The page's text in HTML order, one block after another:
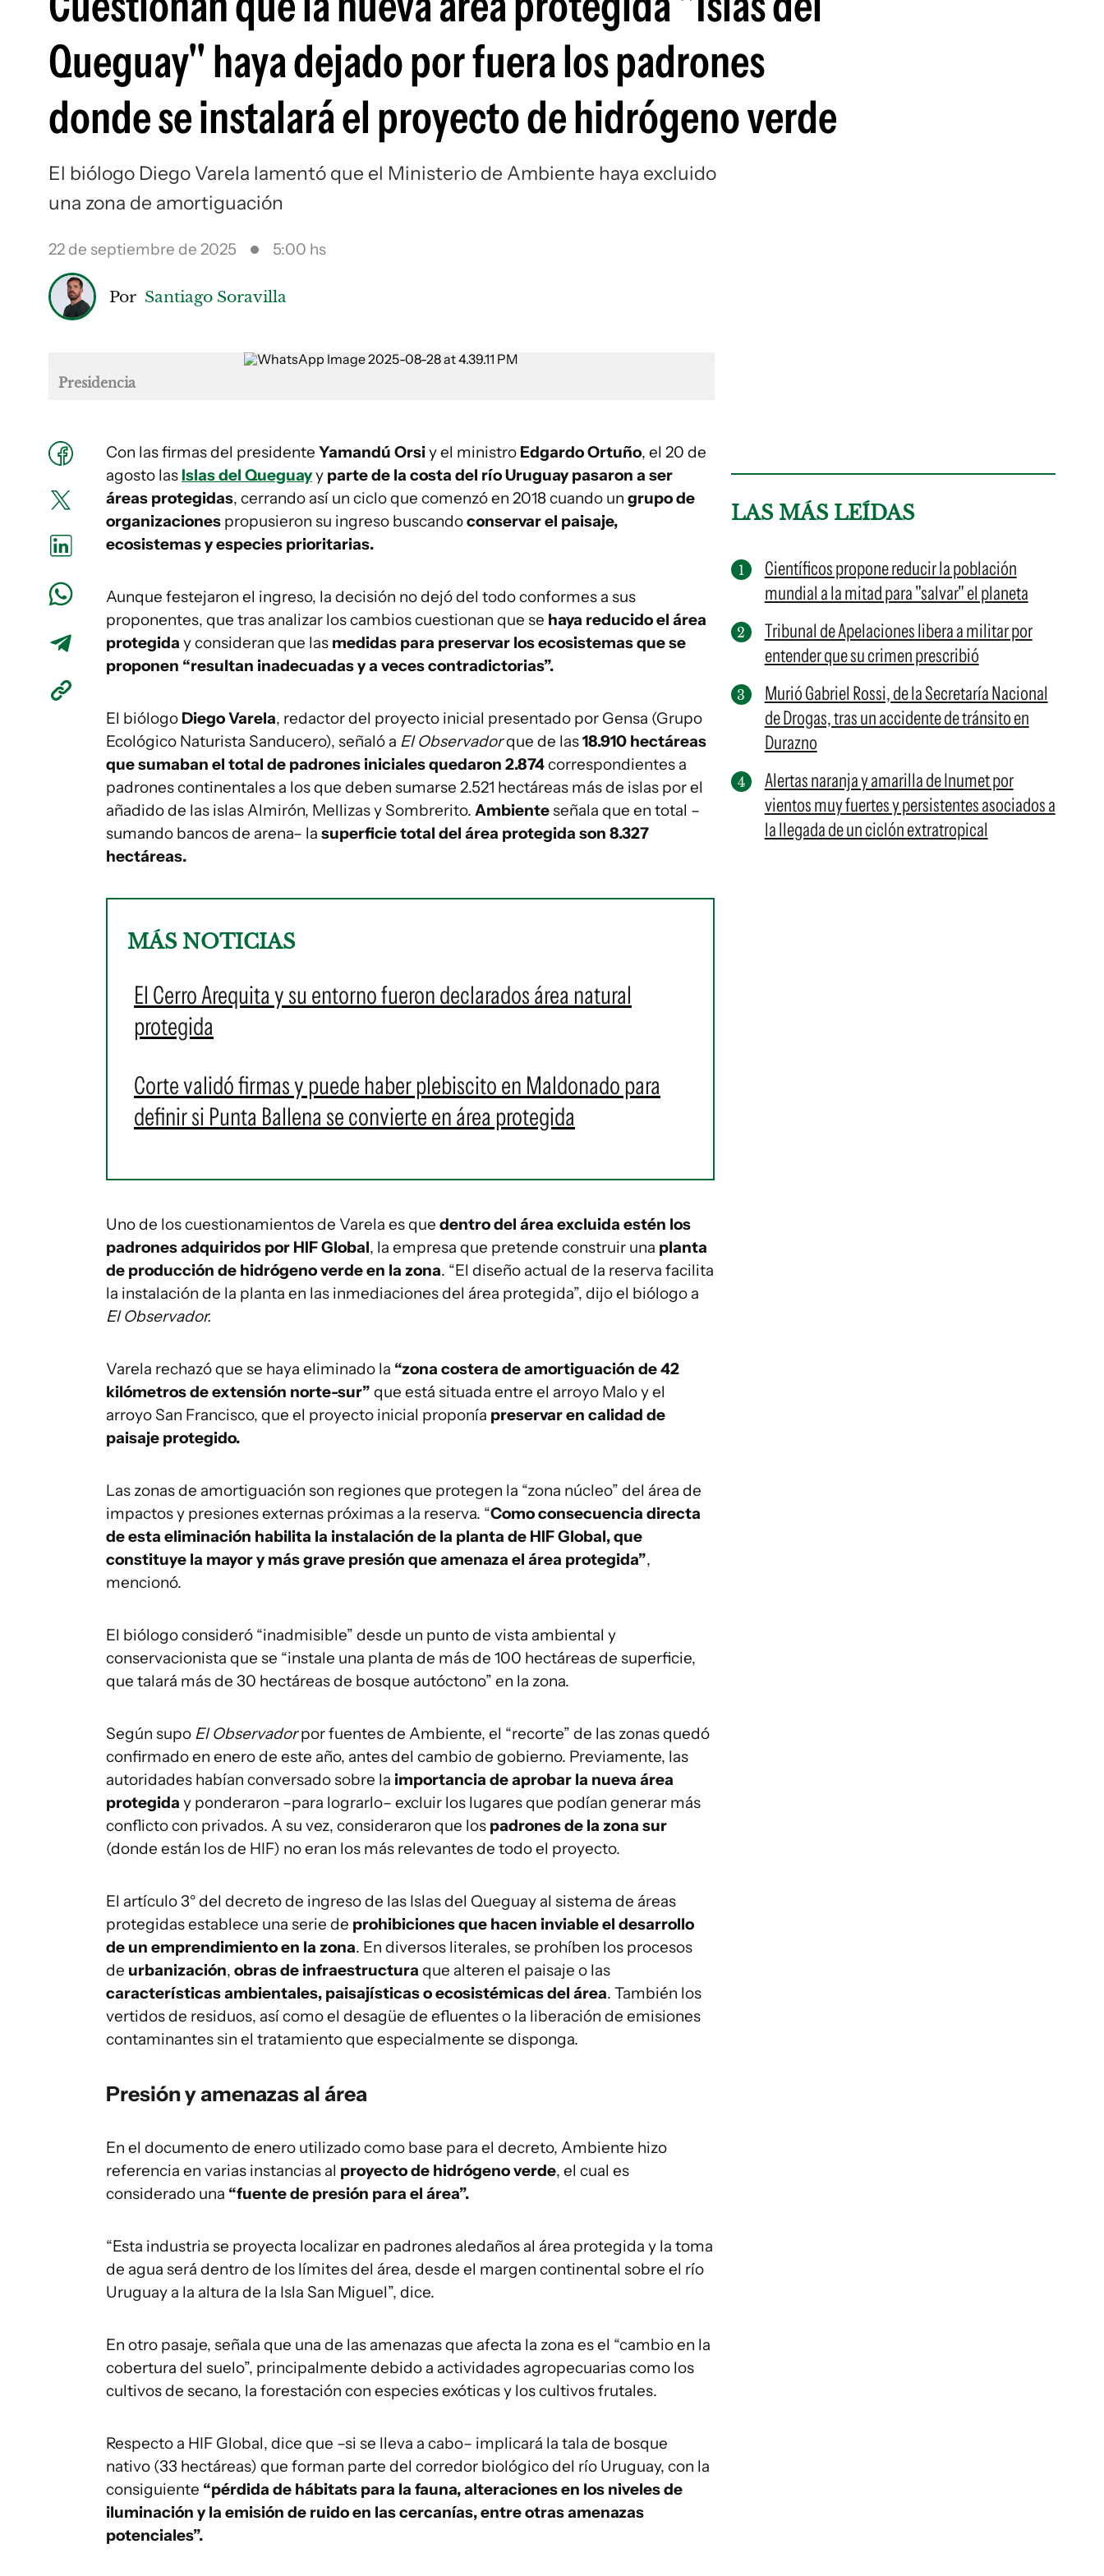
Queguay" haya dejado por fuera los padrones
donde se instalará el proyecto de hidrógeno verde
El biólogo Diego Varela lamentó que el Ministerio de Ambiente haya excluido
una zona de amortiguación
22 de septiembre de 2025 5:00 hs
Por Santiago Soravilla
Presidencia
Con las firmas del presidente Yamandú Orsi y el ministro Edgardo Ortuño, el 20 de
agosto las Islas del Queguayy parte de la costa del río Uruguay pasaron a ser
áreas protegidas, cerrando así un ciclo que comenzó en 2018 cuando un grupo de
organizaciones propusieron su ingreso buscandoconservar el paisaje,
ecosistemas y especies prioritarias.
Aunque festejaron el ingreso, la decisión no dejó del todo conformes a sus
proponentes, que tras analizar los cambios cuestionan que se haya reducido el área
protegida y consideran que las medidas para preservar los ecosistemas que se
proponen “resultan inadecuadas y a veces contradictorias”.
El biólogo Diego Varela, redactor del proyecto inicial presentado por Gensa (Grupo
Ecológico Naturista Sanducero), señaló a El Observadorque de las18.910 hectáreas
que sumaban el total de padrones iniciales quedaron 2.874correspondientes a
padrones continentales a los que deben sumarse 2.521 hectáreas más de islas por el
añadido de las islas Almirón, Mellizas y Sombrerito. Ambienteseñala que en total –
sumando bancos de arena– la superficie total del área protegida son 8.327
hectáreas.
MÁS NOTICIAS
El Cerro Arequita y su entorno fueron declarados área natural
protegida
Corte validó firmas y puede haber plebiscito en Maldonado para
definir si Punta Ballena se convierte en área protegida
Uno de los cuestionamientos de Varela es que dentro del área excluida estén los
padrones adquiridos por HIF Global, la empresa que pretende construir una planta
de producción de hidrógeno verde en la zona. “El diseño actual de la reserva facilita
la instalación de la planta en las inmediaciones del área protegida”, dijo el biólogo a
El Observador.
Varela rechazó que se haya eliminado la “zona costera de amortiguación de 42
kilómetros de extensión norte-sur” que está situada entre el arroyo Malo y el
arroyo San Francisco, que el proyecto inicial proponía preservar en calidad de
paisaje protegido.
Las zonas de amortiguación son regiones que protegen la “zona núcleo” del área de
impactos y presiones externas próximas a la reserva. “Como consecuencia directa
de esta eliminación habilita la instalación de la planta de HIF Global, que
constituye la mayor y más grave presión que amenaza el área protegida”,
mencionó.
El biólogo consideró “inadmisible” desde un punto de vista ambiental y
conservacionista que se “instale una planta de más de 100 hectáreas de superficie,
que talará más de 30 hectáreas de bosque autóctono” en la zona.
Según supo El Observadorpor fuentes de Ambiente, el “recorte” de las zonas quedó
confirmado en enero de este año, antes del cambio de gobierno. Previamente, las
autoridades habían conversado sobre la importancia de aprobar la nueva área
protegida y ponderaron –para lograrlo– excluir los lugares que podían generar más
conflicto con privados. A su vez, consideraron que los padrones de la zona sur
(donde están los de HIF) no eran los más relevantes de todo el proyecto.
El artículo 3° del decreto de ingreso de las Islas del Queguay al sistema de áreas
protegidas establece una serie de prohibiciones que hacen inviable el desarrollo
de un emprendimiento en la zona. En diversos literales, se prohíben los procesos
de urbanización, obras de infraestructura que alteren el paisaje o las
características ambientales, paisajísticas o ecosistémicas del área. También los
vertidos de residuos, así como el desagüe de efluentes o la liberación de emisiones
contaminantes sin el tratamiento que especialmente se disponga.
Presión y amenazas al área
En el documento de enero utilizado como base para el decreto, Ambiente hizo
referencia en varias instancias al proyecto de hidrógeno verde, el cual es
considerado una “fuente de presión para el área”.
“Esta industria se proyecta localizar en padrones aledaños al área protegida y la toma
de agua será dentro de los límites del área, desde el margen continental sobre el río
Uruguay a la altura de la Isla San Miguel”, dice.
En otro pasaje, señala que una de las amenazas que afecta la zona es el “cambio en la
cobertura del suelo”, principalmente debido a actividades agropecuarias como los
cultivos de secano, la forestación con especies exóticas y los cultivos frutales.
Respecto a HIF Global, dice que –si se lleva a cabo– implicará la tala de bosque
nativo (33 hectáreas) que forman parte del corredor biológico del río Uruguay, con la
consiguiente “pérdida de hábitats para la fauna, alteraciones en los niveles de
iluminación y la emisión de ruido en las cercanías, entre otras amenazas
potenciales”.
LAS MÁS LEÍDAS
Científicos propone reducir la población
mundial a la mitad para "salvar" el planeta
Tribunal de Apelaciones libera a militar por
entender que su crimen prescribió
Murió Gabriel Rossi, de la Secretaría Nacional
de Drogas, tras un accidente de tránsito en
Durazno
Alertas naranja y amarilla de Inumet por
vientos muy fuertes y persistentes asociados a
la llegada de un ciclón extratropical